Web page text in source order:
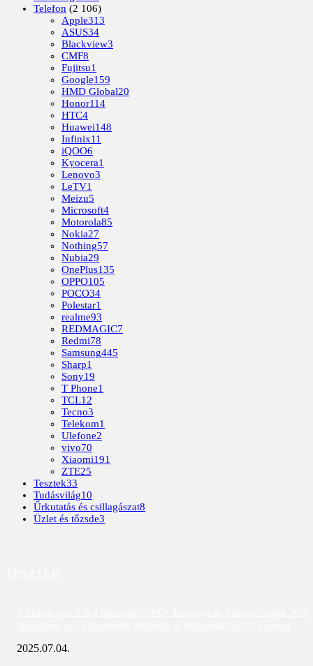
Telefon (2 106)
Apple313
ASUS34
Blackview3
CMF8
Fujitsu1
Google159
HMD Global20
Honor114
HTC4
Huawei148
Infinix11
iQOO6
Kyocera1
Lenovo3
LeTV1
Meizu5
Microsoft4
Motorola85
Nokia27
Nothing57
Nubia29
OnePlus135
OPPO105
POCO34
Polestar1
realme93
REDMAGIC7
Redmi78
Samsung445
Sharp1
Sony19
T Phone1
TCL12
Tecno3
Telekom1
Ulefone2
vivo70
Xiaomi191
ZTE25
Tesztek33
Tudásvilág10
Űrkutatás és csillagászat8
Üzlet és tőzsde3
2025.07.04.